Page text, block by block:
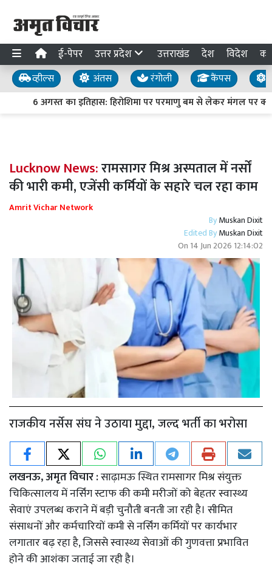
ई-पेपर उत्तर प्रदेश उत्तराखंड देश विदेश
व्हील्स अंतस रंगोली कैंपस
6 अगस्त का इतिहास: हिरोशिमा पर परमाणु बम से लेकर मंगल पर
Lucknow News:रामसागर मिश्र अस्पताल में नर्सों
की भारी कमी, एजेंसी कर्मियों के सहारे चल रहा काम
Amrit Vichar Network
ByMuskan Dixit
Edited ByMuskan Dixit
On 14 Jun 2026 12:14:02
राजकीय नर्सेस संघ ने उठाया मुद्दा, जल्द भर्ती का भरोसा
लखनऊ, अमृत विचार :साढ़ामऊ स्थित रामसागर मिश्र संयुक्त
चिकित्सालय में नर्सिंग स्टाफ की कमी मरीजों को बेहतर स्वास्थ्य
सेवाएं उपलब्ध कराने में बड़ी चुनौती बनती जा रही है। सीमित
संसाधनों और कर्मचारियों कमी से नर्सिंग कर्मियों पर कार्यभार
लगातार बढ़ रहा है, जिससे स्वास्थ्य सेवाओं की गुणवत्ता प्रभावित
होने की आशंका जताई जा रही है।